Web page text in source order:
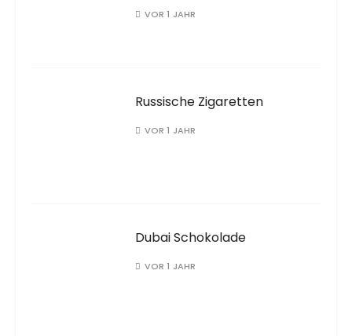
VOR 1 JAHR
Russische Zigaretten
VOR 1 JAHR
Dubai Schokolade
VOR 1 JAHR